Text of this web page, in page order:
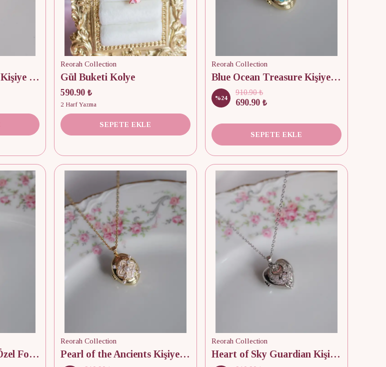
Pink Butterfly Shine Kişiye Özel Fotoğraflı Kapaklı Kolye
Reorah Collection
Gül Buketi Kolye
590.90 ₺
2 Harf Yazma
SEPETE EKLE
Reorah Collection
Blue Ocean Treasure Kişiye Özel Fotoğraflı Kapaklı Kolye
%24
910.90 ₺
690.90 ₺
SEPETE EKLE
Secret Pages Kişiye Özel Fotoğraflı Kapaklı Kolye
Reorah Collection
Pearl of the Ancients Kişiye Özel Fotoğraflı Kapaklı Kolye
Reorah Collection
Heart of Sky Guardian Kişiye Özel Fotoğraflı Kapaklı Kolye